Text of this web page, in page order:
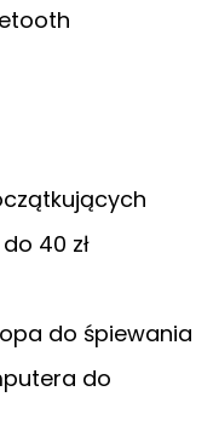
40 zł
do śpiewania
do